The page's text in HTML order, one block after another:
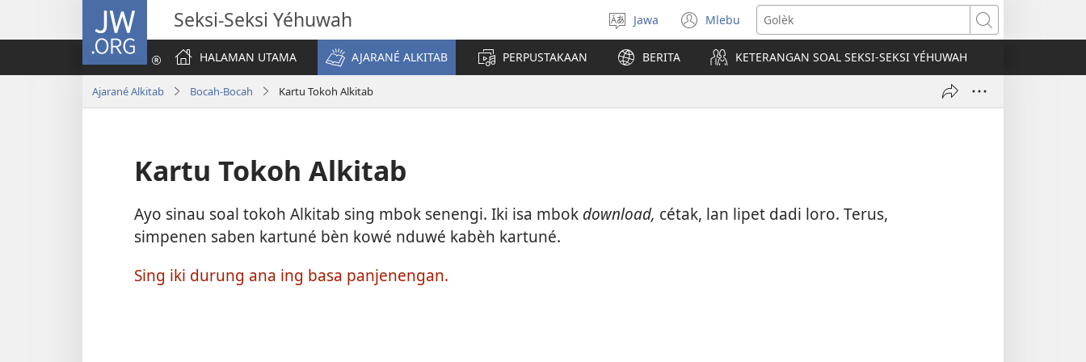
JW.ORG Seksi-Seksi Yéhuwah
Pilih
basa
Jawa Mlebu
(opens
new
window)
Golèk
HALAMAN UTAMA
AJARANÉ ALKITAB PERPUSTAKAAN BERITA KETERANGAN SOAL SEKSI-SEKSI YÉHUWAH
Ajarané Alkitab Bocah-Bocah Kartu Tokoh Alkitab
Kartu Tokoh Alkitab
Ayo sinau soal tokoh Alkitab sing mbok senengi. Iki isa mbok download, cétak, lan lipet dadi loro. Terus,
simpenen saben kartuné bèn kowé nduwé kabèh kartuné.
Sing iki durung ana ing basa panjenengan.